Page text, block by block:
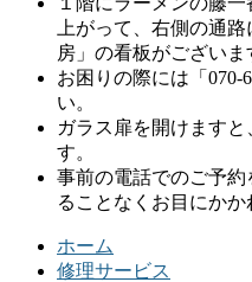
上がって、右側の通
房」の看板がございま
お困りの際には「070-
い。
ガラス扉を開けます
す。
事前の電話でのご予
ることなくお目にかか
ホーム
修理サービス